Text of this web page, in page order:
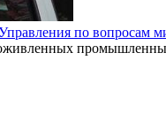
по вопросам